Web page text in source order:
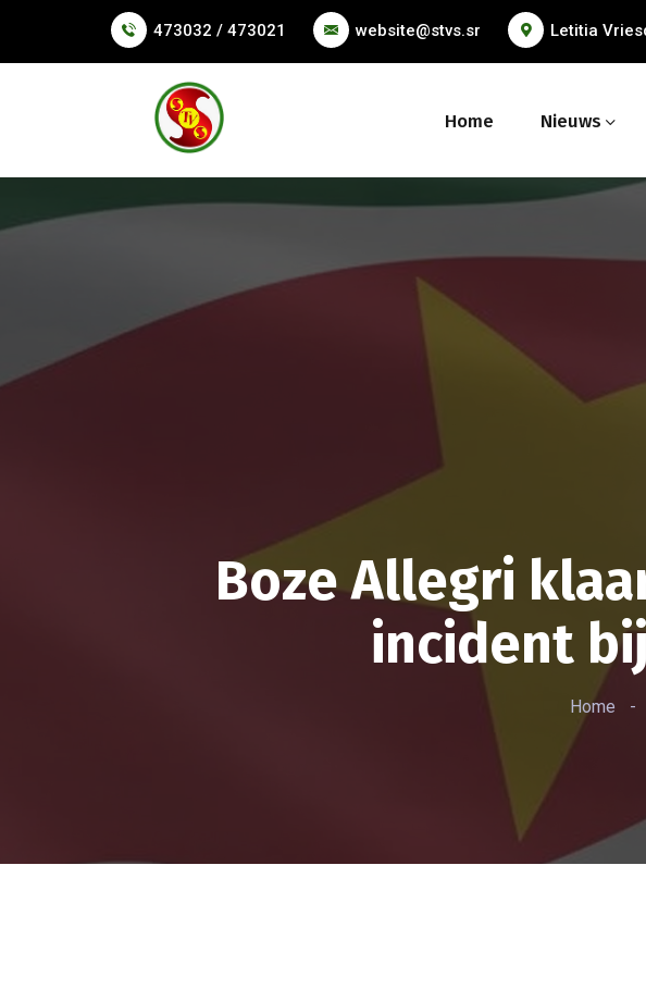
473032 / 473021 website@stvs.sr Letitia
Home Nieuws
Boze Allegri
incident
Home -